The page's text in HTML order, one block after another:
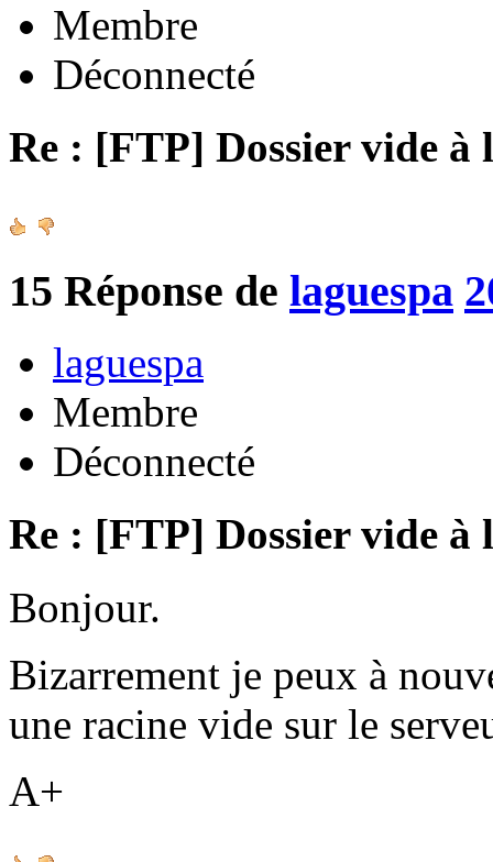
Membre
Déconnecté
Re : [FTP] Dossier vide à
15 Réponse de laguespa
laguespa
Membre
Déconnecté
Re : [FTP] Dossier vide à
Bonjour.
Bizarrement je peux à
une racine vide sur le
A+